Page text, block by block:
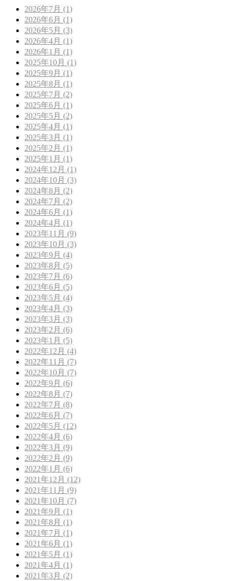
2026年7月 (1)
2026年6月 (1)
2026年5月 (3)
2026年4月 (1)
2026年1月 (1)
2025年10月 (1)
2025年9月 (1)
2025年8月 (1)
2025年7月 (2)
2025年6月 (1)
2025年5月 (2)
2025年4月 (1)
2025年3月 (1)
2025年2月 (1)
2025年1月 (1)
2024年12月 (1)
2024年10月 (3)
2024年8月 (2)
2024年7月 (2)
2024年6月 (1)
2024年4月 (1)
2023年11月 (9)
2023年10月 (3)
2023年9月 (4)
2023年8月 (5)
2023年7月 (6)
2023年6月 (5)
2023年5月 (4)
2023年4月 (3)
2023年3月 (3)
2023年2月 (6)
2023年1月 (5)
2022年12月 (4)
2022年11月 (7)
2022年10月 (7)
2022年9月 (6)
2022年8月 (7)
2022年7月 (8)
2022年6月 (7)
2022年5月 (12)
2022年4月 (6)
2022年3月 (9)
2022年2月 (9)
2022年1月 (6)
2021年12月 (12)
2021年11月 (9)
2021年10月 (7)
2021年9月 (1)
2021年8月 (1)
2021年7月 (1)
2021年6月 (1)
2021年5月 (1)
2021年4月 (1)
2021年3月 (2)